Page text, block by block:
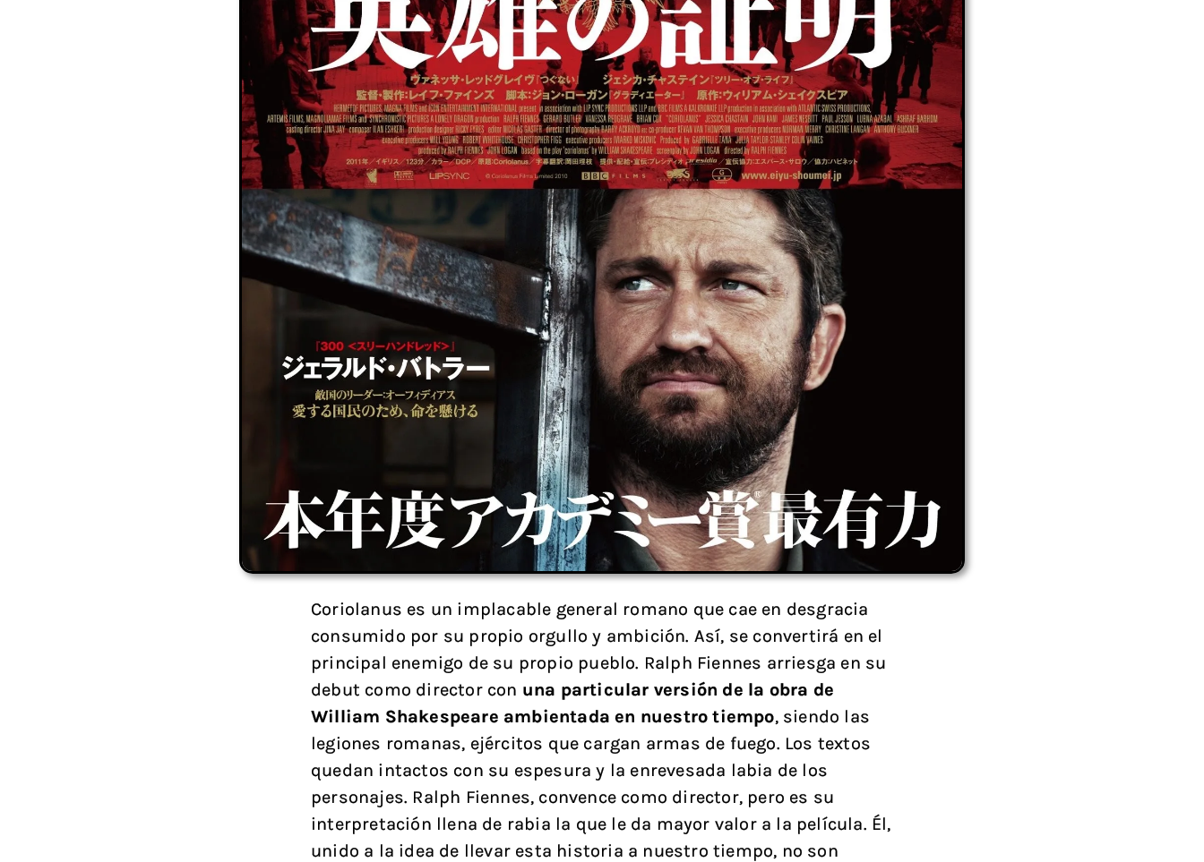
Coriolanus es un implacable general romano que cae en desgracia
consumido por su propio orgullo y ambición. Así, se convertirá en el
principal enemigo de su propio pueblo. Ralph Fiennes arriesga en su
debut como director con una particular versión de la obra de
William Shakespeare ambientada en nuestro tiempo, siendo las
legiones romanas, ejércitos que cargan armas de fuego. Los textos
quedan intactos con su espesura y la enrevesada labia de los
personajes. Ralph Fiennes, convence como director, pero es su
interpretación llena de rabia la que le da mayor valor a la película. Él,
unido a la idea de llevar esta historia a nuestro tiempo, no son